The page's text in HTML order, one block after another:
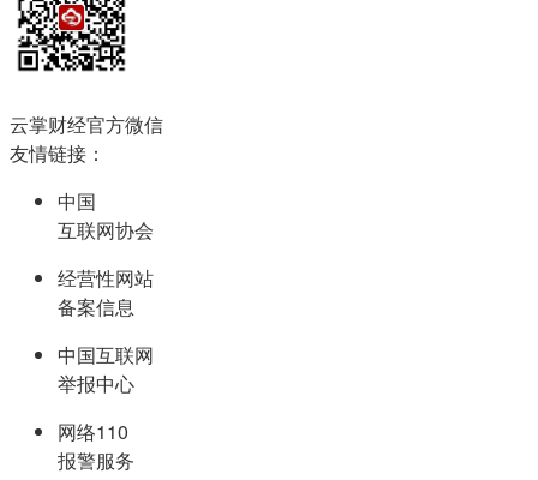
云掌财经官方微信
友情链接：
中国
互联网协会
经营性网站
备案信息
中国互联网
举报中心
网络110
报警服务